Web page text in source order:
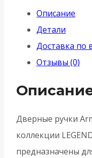
Армадилло)
раздельная
R.LD54.Selena
(Selena
LD19)
3
-
Матовый
Описание
Детали
Доставка по
Отзывы (0)
Дверные ручки
коллекции
предназначены